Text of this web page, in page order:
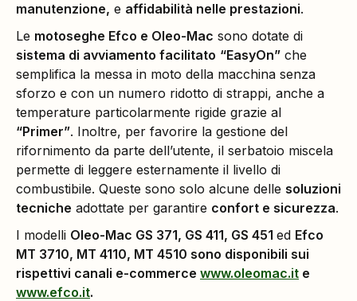
manutenzione, e affidabilità nelle prestazioni.
Le motoseghe Efco e Oleo-Mac sono dotate di
sistema di avviamento facilitato “EasyOn” che
semplifica la messa in moto della macchina senza
sforzo e con un numero ridotto di strappi, anche a
temperature particolarmente rigide grazie al
“Primer”. Inoltre, per favorire la gestione del
rifornimento da parte dell’utente, il serbatoio miscela
permette di leggere esternamente il livello di
combustibile. Queste sono solo alcune delle soluzioni
tecniche adottate per garantire confort e sicurezza.
I modelli Oleo-Mac GS 371, GS 411, GS 451 ed Efco
MT 3710, MT 4110, MT 4510 sono disponibili sui
rispettivi canali e-commerce www.oleomac.it e
www.efco.it.